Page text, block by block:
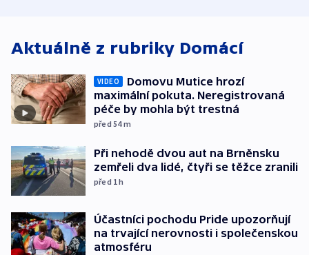
Aktuálně z rubriky Domácí
VIDEO
Domovu Mutice hrozí
maximální pokuta. Neregistrovaná
péče by mohla být trestná
před 54m
Při nehodě dvou aut na Brněnsku
zemřeli dva lidé, čtyři se těžce zranili
před 1h
Účastníci pochodu Pride upozorňují
na trvající nerovnosti i společenskou
atmosféru